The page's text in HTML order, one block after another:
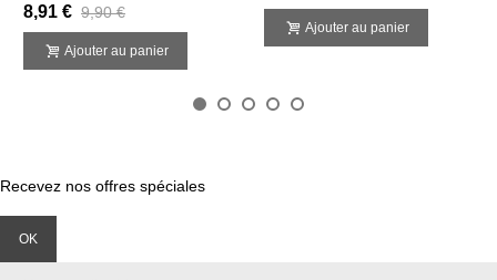
8,91 € 9,90 €
Ajouter au panier
Ajouter au panier
Recevez nos offres spéciales